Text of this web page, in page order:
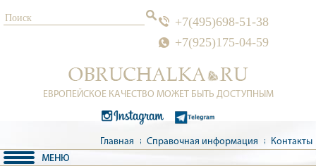
+7(495)698-51-38
+7(925)175-04-59
ЕВРОПЕЙСКОЕ КАЧЕСТВО МОЖЕТ БЫТЬ ДОСТУПНЫМ
Главная Справочная информация Контакты